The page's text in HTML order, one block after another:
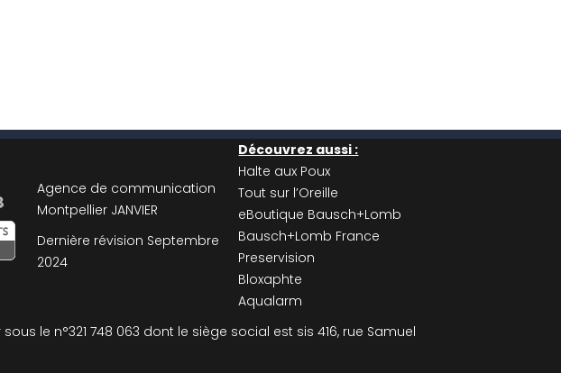
Agence de communication
Montpellier JANVIER
Dernière révision Septembre
2024
Découvrez aussi :
Halte aux Poux
Tout sur l’Oreille
eBoutique Bausch+Lomb
Bausch+Lomb France
Preservision
Bloxaphte
Aqualarm
le n°321 748 063 dont le siège social est sis 416, rue Samuel